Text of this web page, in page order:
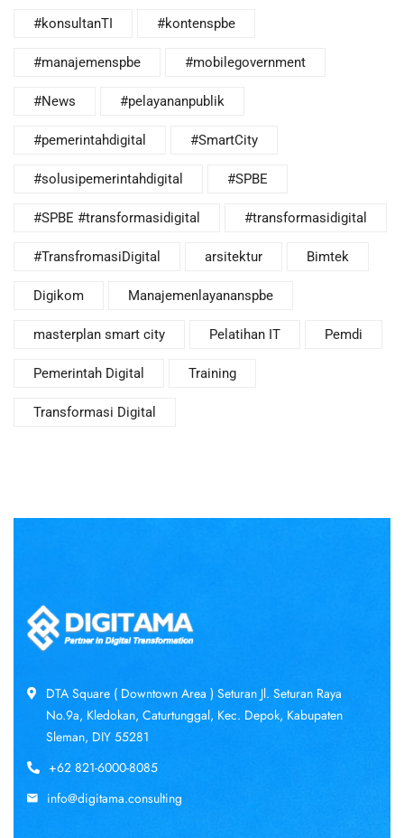
#konsultanTI #kontenspbe
#manajemenspbe #mobilegovernment
#News #pelayananpublik
#pemerintahdigital #SmartCity
#solusipemerintahdigital #SPBE
#SPBE #transformasidigital #transformasidigital
#TransfromasiDigital arsitektur Bimtek
Digikom Manajemenlayananspbe
masterplan smart city Pelatihan IT Pemdi
Pemerintah Digital Training
Transformasi Digital
DTA Square ( Downtown Area ) Seturan Jl. Seturan Raya
No.9a, Kledokan, Caturtunggal, Kec. Depok, Kabupaten
Sleman, DIY 55281
+62 821-6000-8085
info@digitama.consulting